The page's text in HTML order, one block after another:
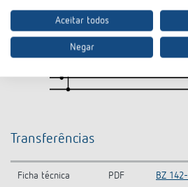
Transferências
Ficha técnica PDF BZ
Aceitar todos
Negar